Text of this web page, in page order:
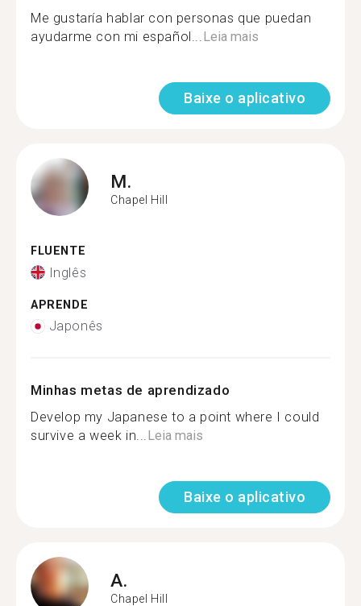
Me gustaría hablar con personas que puedan
ayudarme con mi español...Leia mais
Baixe o aplicativo
M.
Chapel Hill
FLUENTE
Inglês
APRENDE
Japonês
Minhas metas de aprendizado
Develop my Japanese to a point where I could
survive a week in...Leia mais
Baixe o aplicativo
A.
Chapel Hill